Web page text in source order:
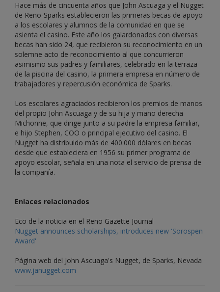
Hace más de cincuenta años que John Ascuaga y el Nugget
de Reno-Sparks establecieron las primeras becas de apoyo
a los escolares y alumnos de la comunidad en que se
asienta el casino. Este año los galardonados con diversas
becas han sido 24, que recibieron su reconocimiento en un
solemne acto de reconocimiento al que concurrieron
asimismo sus padres y familiares, celebrado en la terraza
de la piscina del casino, la primera empresa en número de
trabajadores y repercusión económica de Sparks.
Los escolares agraciados recibieron los premios de manos
del propio John Ascuaga y de su hija y mano derecha
Michonne, que dirige junto a su padre la empresa familiar,
e hijo Stephen, COO o principal ejecutivo del casino. El
Nugget ha distribuido más de 400.000 dólares en becas
desde que estableciera en 1956 su primer programa de
apoyo escolar, señala en una nota el servicio de prensa de
la compañía.
Enlaces relacionados
Eco de la noticia en el Reno Gazette Journal
Nugget announces scholarships, introduces new 'Sorospen
Award'
Página web del John Ascuaga's Nugget, de Sparks, Nevada
www.janugget.com